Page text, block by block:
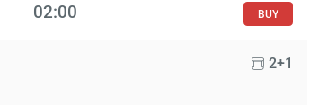
02:00 BUY
2+1